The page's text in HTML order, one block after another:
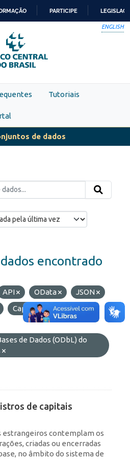
PARA
O
CONTEÚDO
PARTICIPE
ENGLISH
Tutoriais
de dados
encontrado
API OData
JSON
Capitais Estrangeiros
de Dados (ODbL) do
de capitais
estrangeiros contemplam os
criadas ou encerradas
no âmbito do sistema de